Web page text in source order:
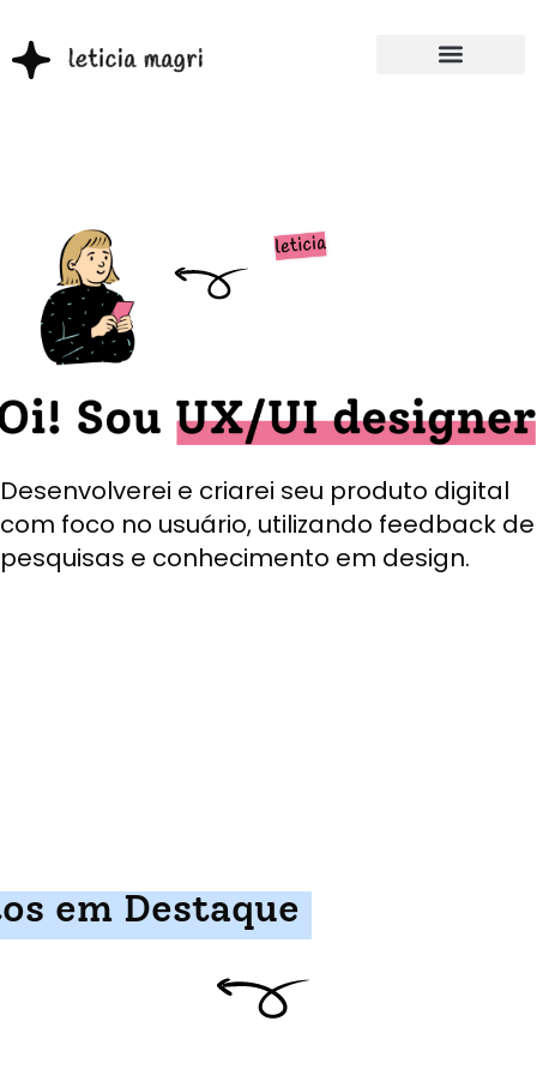
Desenvolverei e criarei seu produto digital
com foco no usuário, utilizando feedback de
pesquisas e conhecimento em design.
em Destaque